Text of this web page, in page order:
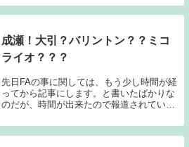
ス出来高。背番号は「15」に決まった。
（スポニチアネックス引用）以前より報道
成瀬！大引？バリントン？？ミコ
ライオ？？？
先日FAの事に関しては、もう少し時間が経
ってから記事にします。と書いたばかりな
のだが、時間が出来たので報道されている
きたいと思う。・成瀬義久（ロッテ）－是
非獲得してほしい！ヤクルトのこれまでの